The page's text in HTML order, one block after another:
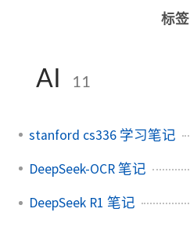
标签
AI 11
stanford cs336 学习笔记
DeepSeek-OCR 笔记
DeepSeek R1 笔记